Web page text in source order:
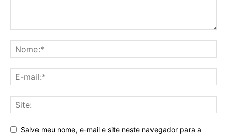
Salve meu nome, e-mail e site neste navegador para a